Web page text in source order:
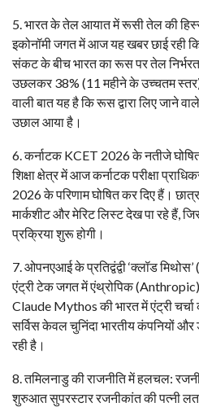
​5. भारत के तेल आयात में रूसी तेल की
इकोनॉमी जगत में आज यह खबर छाई रही
संकट के बीच भारत का रूस पर तेल
उछलकर 38% (11 महीने के उच्चतम स्तर)
वाली बात यह है कि रूस द्वारा लिए जाने
उछाल आया है।
​6. कर्नाटक KCET 2026 के नतीजे
​शिक्षा क्षेत्र में आज कर्नाटक परीक्षा
2026 के परिणाम घोषित कर दिए हैं।
मार्कशीट और मेरिट लिस्ट देख पा रहे हैं,
प्रक्रिया शुरू होगी।
​7. ओपनएआई के प्रतिद्वंद्वी ‘क्लॉड
एंट्री ​टेक जगत में एंथ्रोपिक
Claude Mythos की भारत में एंट्री
सर्विस केवल चुनिंदा भारतीय कंपनियों
रही है।
​8. तमिलनाडु की राजनीति में हलचल:
शुरुआत ​सुपरस्टार रजनीकांत की पत्नी